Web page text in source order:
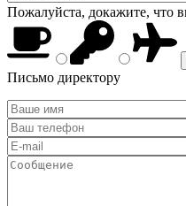
Пожалуйста, докажите, что
Письмо директору